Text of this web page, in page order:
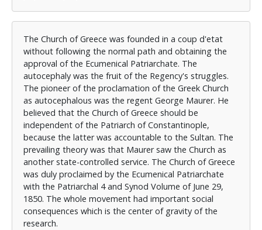
The Church of Greece was founded in a coup d'etat
without following the normal path and obtaining the
approval of the Ecumenical Patriarchate. The
autocephaly was the fruit of the Regency's struggles.
The pioneer of the proclamation of the Greek Church
as autocephalous was the regent George Maurer. He
believed that the Church of Greece should be
independent of the Patriarch of Constantinople,
because the latter was accountable to the Sultan. The
prevailing theory was that Maurer saw the Church as
another state-controlled service. The Church of Greece
was duly proclaimed by the Ecumenical Patriarchate
with the Patriarchal 4 and Synod Volume of June 29,
1850. The whole movement had important social
consequences which is the center of gravity of the
research.